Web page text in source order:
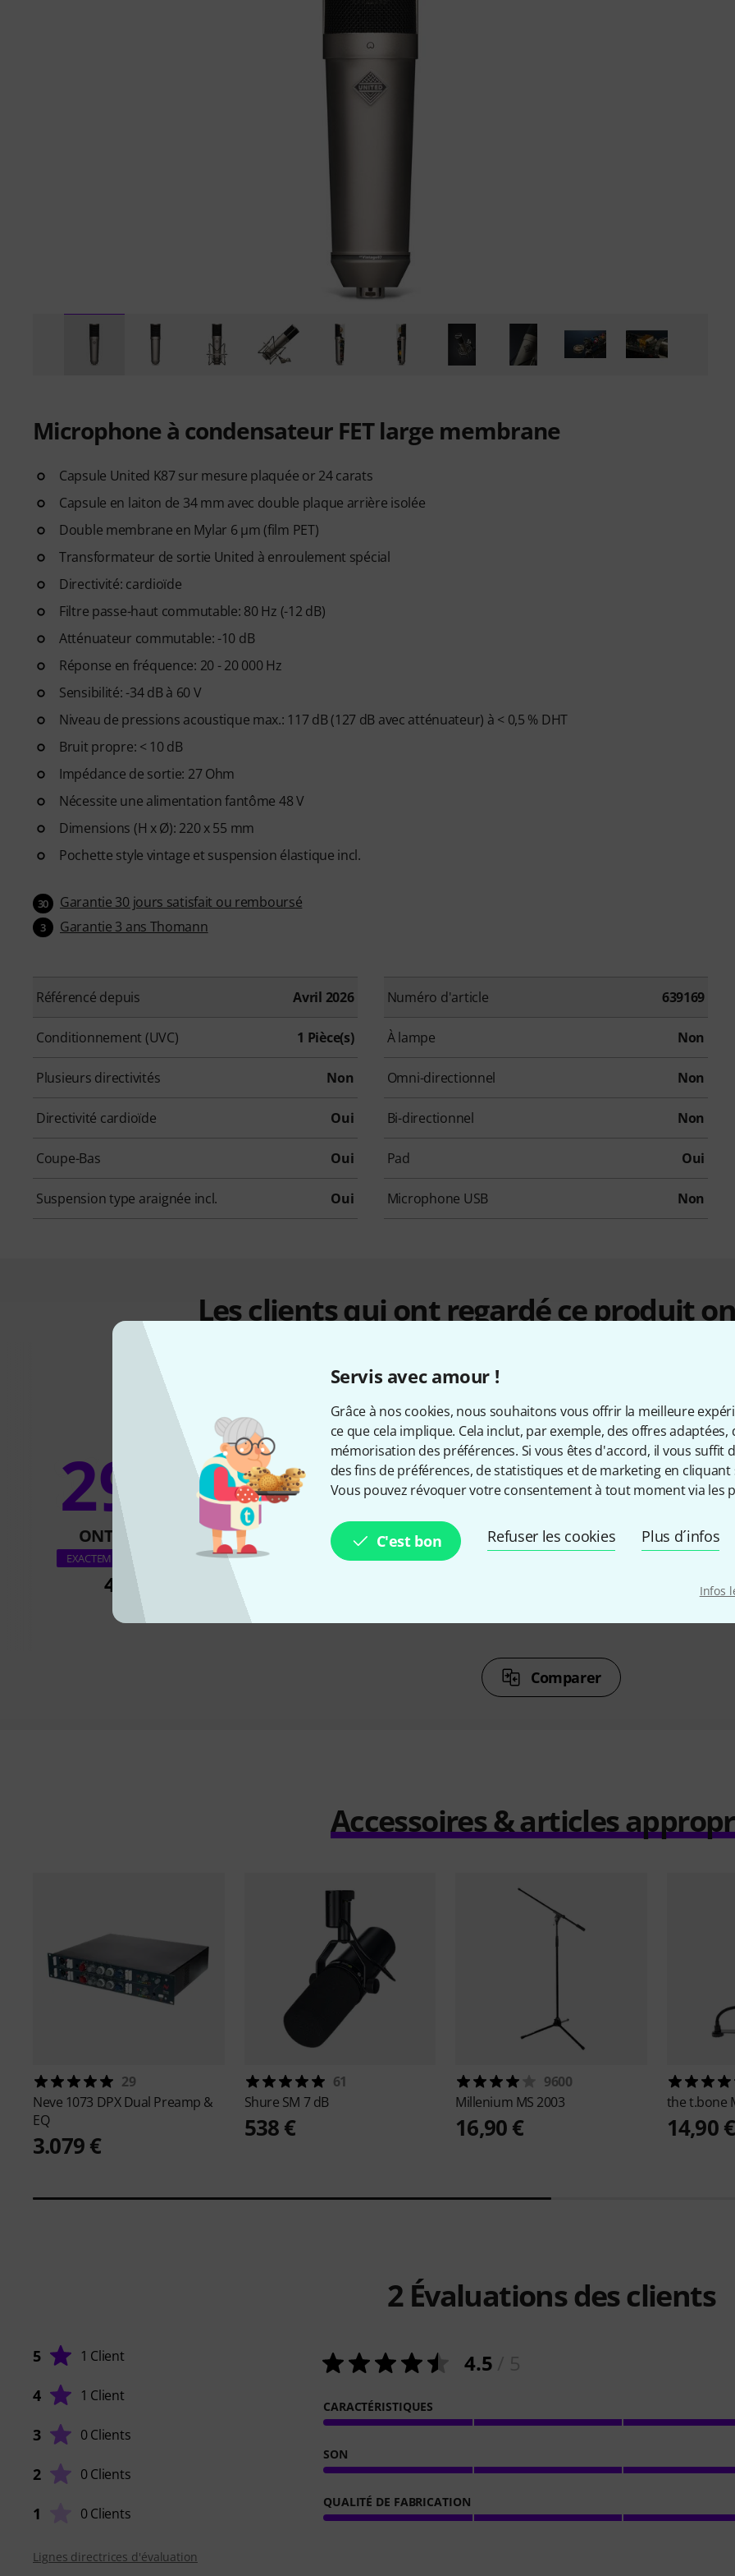
Servis avec amour !
Grâce à nos cookies, nous souhaitons vous offrir la meilleure
ce que cela implique. Cela inclut, par exemple, des offres
mémorisation des préférences. Si vous êtes d'accord, il vous suffit
des fins de préférences, de statistiques et de marketing en
Vous pouvez révoquer votre consentement à tout moment via les
C'est bon Refuser les cookies Plus d´infos
Infos
Microphone à condensateur FET large membrane
Capsule United K87 sur mesure plaquée or 24 carats
Capsule en laiton de 34 mm avec double plaque arrière isolée
Double membrane en Mylar 6 µm (film PET)
Transformateur de sortie United à enroulement spécial
Directivité: cardioïde
Filtre passe-haut commutable: 80 Hz (-12 dB)
Atténuateur commutable: -10 dB
Réponse en fréquence: 20 - 20 000 Hz
Sensibilité: -34 dB à 60 V
Niveau de pressions acoustique max.: 117 dB (127 dB avec atténuateur) à < 0,5 % DHT
Bruit propre: < 10 dB
Impédance de sortie: 27 Ohm
Nécessite une alimentation fantôme 48 V
Dimensions (H x Ø): 220 x 55 mm
Pochette style vintage et suspension élastique incl.
30 Garantie 30 jours satisfait ou remboursé
3 Garantie 3 ans Thomann
Référencé depuis Avril 2026 Numéro d'article 639169
Conditionnement (UVC) 1 Pièce(s) À lampe Non
Plusieurs directivités Non Omni-directionnel Non
Directivité cardioïde Oui Bi-directionnel Non
Coupe-Bas Oui Pad Oui
Suspension type araignée incl. Oui Microphone USB Non
Les clients qui ont regardé ce produit
29%
ONT ACHETÉ
EXACTEMENT CE PRODUIT
444 €
17%
ONT ACHETÉ
United Studio Technologies UT
6%
ONT ACHETÉ
Comparer
Accessoires & articles
29
Neve 1073 DPX Dual Preamp &
EQ
3.079 €
61
Shure SM 7 dB
538 €
9600
Millenium MS 2003
16,90 €
the t.bone
14,90 €
2Évaluations des clients
5 1 Client
4 1 Client
3 0 Clients
2 0 Clients
1 0 Clients
4.5
CARACTÉRISTIQUES
SON
QUALITÉ DE FABRICATION
Lignes directrices d'évaluation